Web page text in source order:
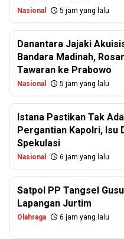
Nasional 5 jam yang lalu
Danantara Jajaki
Bandara Madinah,
Tawaran ke Prabowo
Nasional 5 jam yang lalu
Istana Pastikan Tak
Pergantian Kapolri, Isu
Spekulasi
Nasional 6 jam yang lalu
Satpol PP Tangsel
Lapangan Jurtim
Olahraga 6 jam yang lalu